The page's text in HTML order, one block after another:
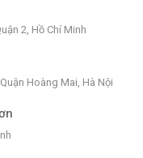
2, Hồ Chí Minh
Hoàng Mai, Hà Nội